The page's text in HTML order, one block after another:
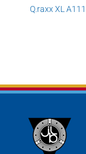
Q.raxx XL A111